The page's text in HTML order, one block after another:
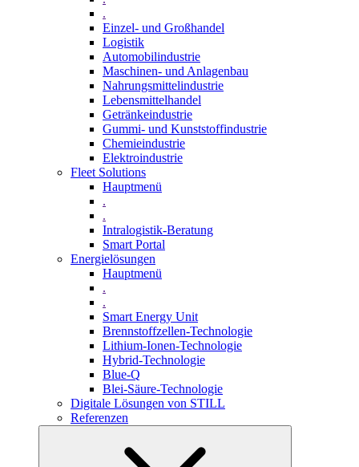
.
Einzel- und Großhandel
Logistik
Automobilindustrie
Maschinen- und Anlagenbau
Nahrungsmittelindustrie
Lebensmittelhandel
Getränkeindustrie
Gummi­- und Kunststoffindustrie
Chemieindustrie
Elektroindustrie
Fleet Solutions
Hauptmenü
.
.
Intralogistik-Beratung
Smart Portal
Energielösungen
Hauptmenü
.
.
Smart Energy Unit
Brennstoffzellen-Technologie
Lithium-Ionen-Technologie
Hybrid-Technologie
Blue-Q
Blei-Säure-Technologie
Digitale Lösungen von STILL
Referenzen